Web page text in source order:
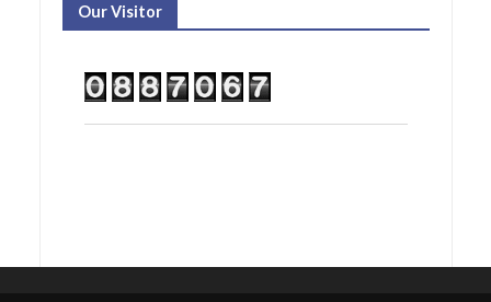
Our Visitor